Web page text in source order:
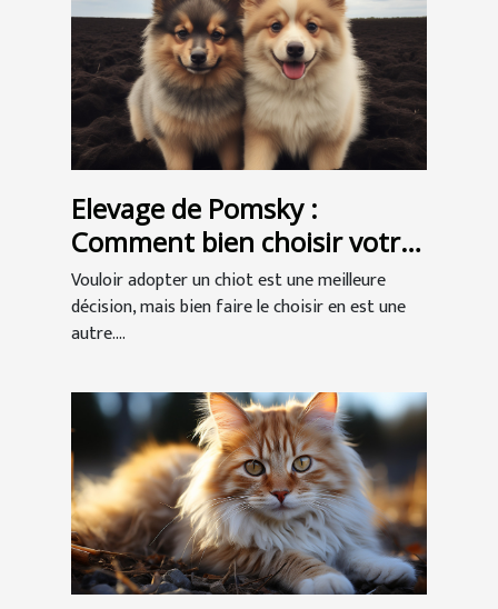
Elevage de Pomsky :
Comment bien choisir votre
chiot
Vouloir adopter un chiot est une meilleure
décision, mais bien faire le choisir en est une
autre....